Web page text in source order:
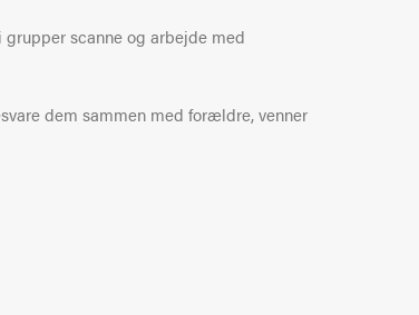
scanne og arbejde med
dem sammen med forældre, venner